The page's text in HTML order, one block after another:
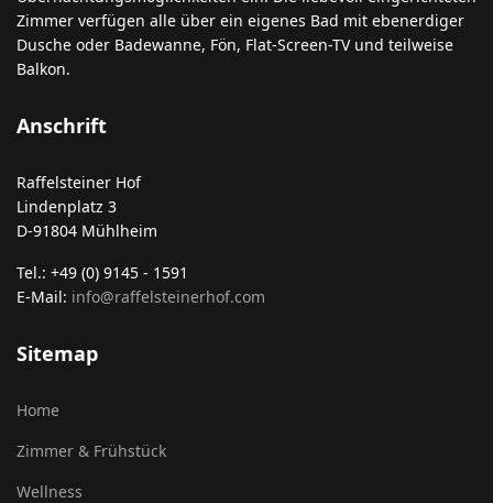
Zimmer verfügen alle über ein eigenes Bad mit ebenerdiger
Dusche oder Badewanne, Fön, Flat-Screen-TV und teilweise
Balkon.
Anschrift
Raffelsteiner Hof
Lindenplatz 3
D-91804 Mühlheim
Tel.: +49 (0) 9145 - 1591
E-Mail: info@raffelsteinerhof.com
Sitemap
Home
Zimmer & Frühstück
Wellness